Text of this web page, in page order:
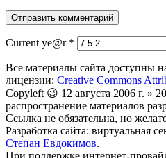
Current ye@r *
Все материалы сайта доступны
лицензии: Creative Commons
Copyleft 😉 12 августа 2006 г. »
распространение материалов
Ссылка не обязательна, но
Разработка сайта: виртуальная
Степан Евдокимов.